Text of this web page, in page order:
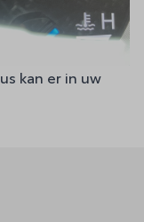
kan er in uw